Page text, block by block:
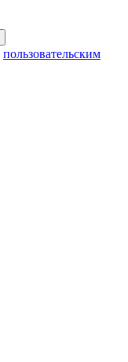
пользовательским